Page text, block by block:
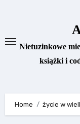
Nietuzinkowe
książki i
Home życie w